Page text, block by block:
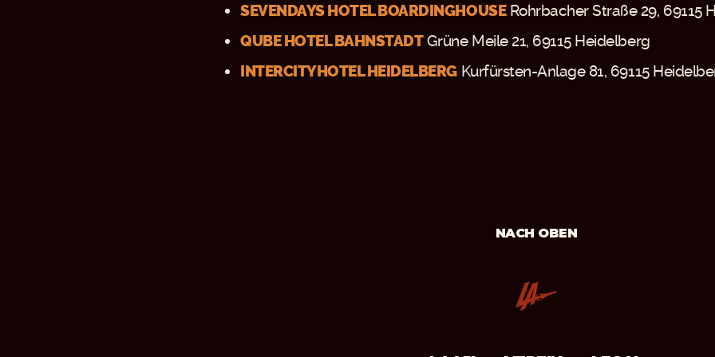
SEVENDAYS HOTEL BOARDINGHOUSERohrbacher Straße 29, 69115
QUBE HOTEL BAHNSTADTGrüne Meile 21, 69115 Heidelberg
INTERCITYHOTEL HEIDELBERG Kurfürsten-Anlage 81, 69115
NACH OBEN